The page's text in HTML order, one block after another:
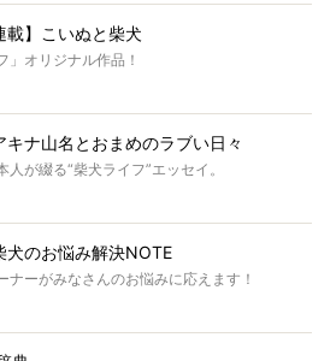
載】こいぬと柴犬
」オリジナル作品！
キナ山名とおまめのラブい日々
人が綴る“柴犬ライフ”エッセイ。
犬のお悩み解決NOTE
ナーがみなさんのお悩みに応えます！